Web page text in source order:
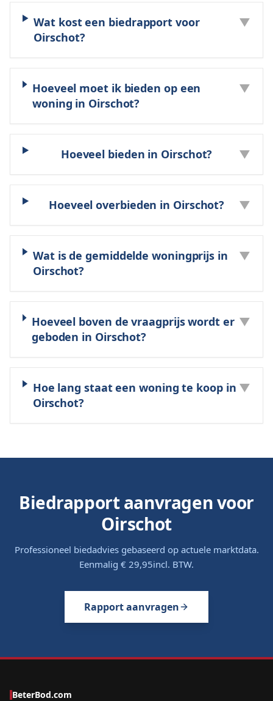
Wat kost een biedrapport voor
Oirschot?
▼
Hoeveel moet ik bieden op een
woning in Oirschot?
▼
Hoeveel bieden in Oirschot? ▼
Hoeveel overbieden in Oirschot? ▼
Wat is de gemiddelde woningprijs in
Oirschot?
▼
Hoeveel boven de vraagprijs wordt er
geboden in Oirschot?
▼
Hoe lang staat een woning te koop in
Oirschot?
▼
Biedrapport aanvragen voor
Oirschot
Professioneel biedadvies gebaseerd op actuele marktdata.
Eenmalig € 29,95incl. BTW.
Rapport aanvragen
BeterBod.com